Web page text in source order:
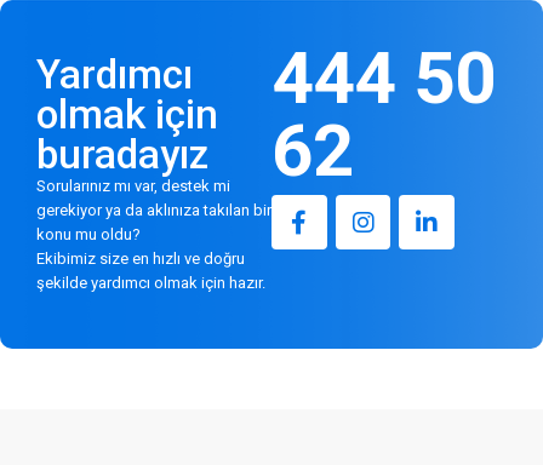
Yardımcı
olmak için
buradayız
Sorularınız mı var, destek mi
gerekiyor ya da aklınıza takılan bir
konu mu oldu?
Ekibimiz size en hızlı ve doğru
şekilde yardımcı olmak için hazır.
444 50
62